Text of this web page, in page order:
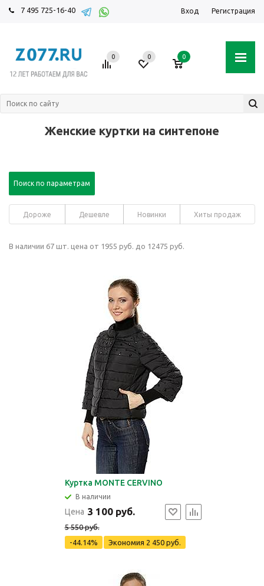
7 495 725-16-40 Вход Регистрация
0 0 0
Женские куртки на синтепоне
Поиск по параметрам
Дороже Дешевле Новинки Хиты продаж
В наличии 67 шт. цена от 1955 руб. до 12475 руб.
Куртка MONTE CERVINO
В наличии
Цена 3 100 руб.
5 550 руб.
-44.14%
Экономия 2 450 руб.